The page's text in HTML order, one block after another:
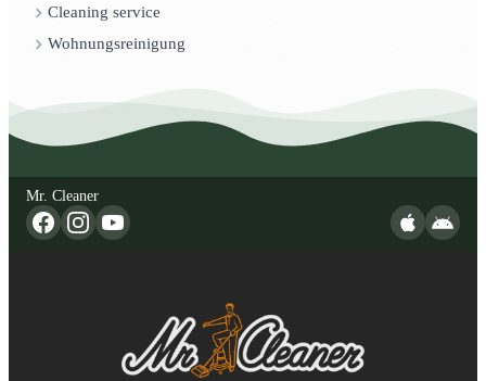
Cleaning service
Wohnungsreinigung
Mr. Cleaner